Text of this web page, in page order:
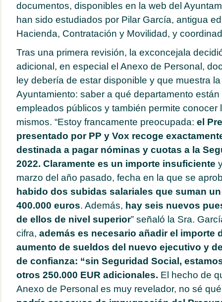
documentos, disponibles en la web del
han sido estudiados por Pilar García, antigua
Hacienda, Contratación y Movilidad, y
Tras una primera revisión, la exconcejala
adicional, en especial el Anexo de Personal,
ley debería de estar disponible y que muestra
Ayuntamiento: saber a qué departamento
empleados públicos y también permite conocer
mismos. “Estoy francamente preocupada: el
presentado por PP y Vox recoge
destinada a pagar nóminas y cuotas a la
2022. Claramente es un importe insuficiente
marzo del año pasado, fecha en la que se
habido dos subidas salariales que suman
400.000 euros. Además, hay seis nuevos
de ellos de nivel superior” señaló la Sra.
cifra, además es necesario añadir el importe
aumento de sueldos del nuevo ejecutivo y
de confianza: “sin Seguridad Social,
otros 250.000 EUR adicionales. El hecho de
Anexo de Personal es muy revelador, no sé